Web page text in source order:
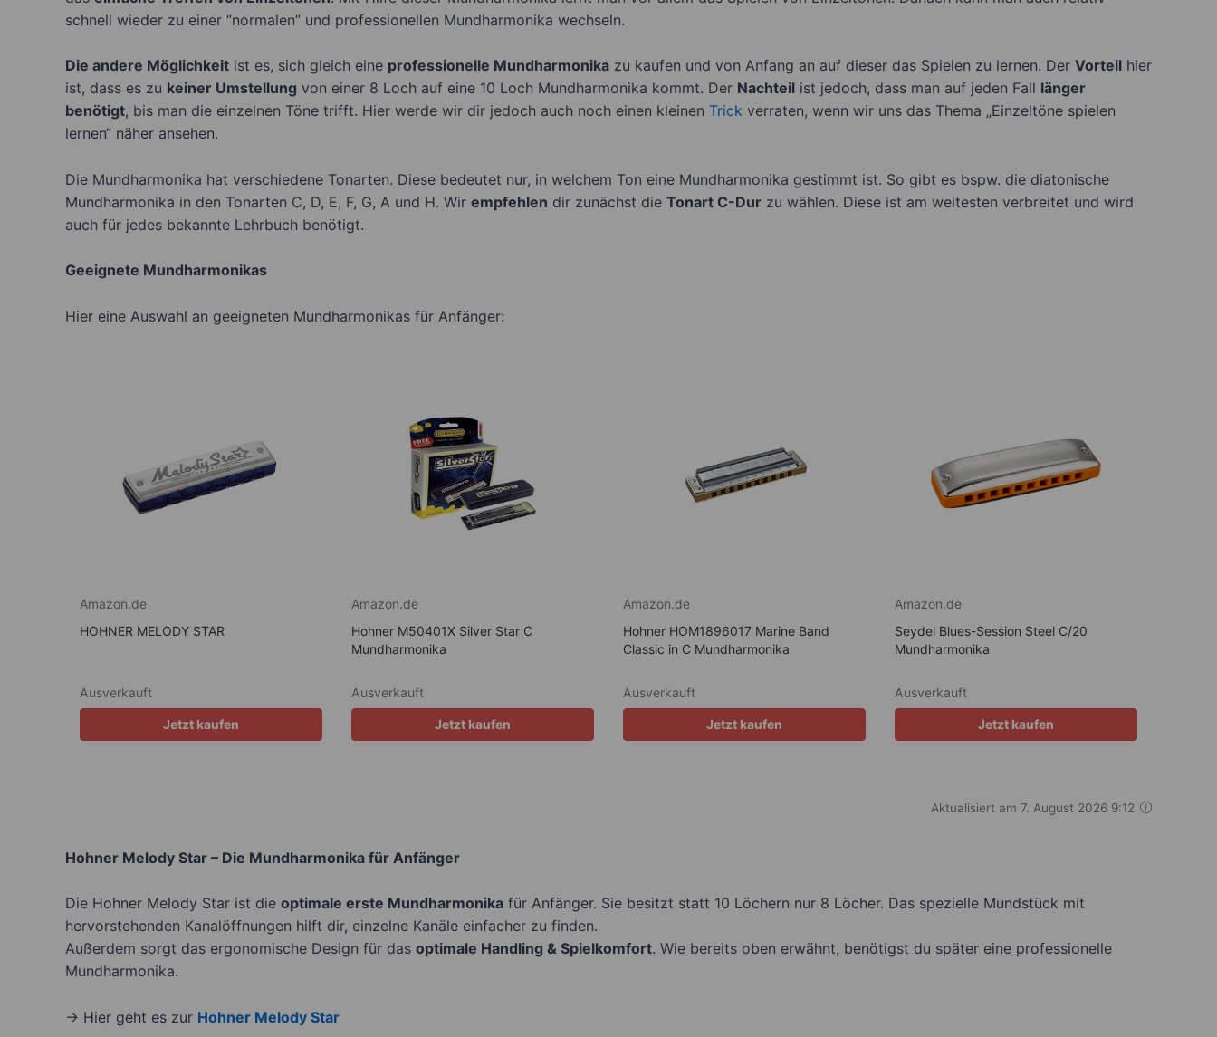
schnell wieder zu einer “normalen” und professionellen Mundharmonika wechseln.
Die andere Möglichkeit ist es, sich gleich eine professionelle Mundharmonika zu kaufen und von Anfang an auf dieser das Spielen zu lernen. Der Vorteil hier
ist, dass es zu keiner Umstellung von einer 8 Loch auf eine 10 Loch Mundharmonika kommt. Der Nachteil ist jedoch, dass man auf jeden Fall länger
benötigt, bis man die einzelnen Töne trifft. Hier werde wir dir jedoch auch noch einen kleinen Trick verraten, wenn wir uns das Thema „Einzeltöne spielen
lernen“ näher ansehen.
Die Mundharmonika hat verschiedene Tonarten. Diese bedeutet nur, in welchem Ton eine Mundharmonika gestimmt ist. So gibt es bspw. die diatonische
Mundharmonika in den Tonarten C, D, E, F, G, A und H. Wir empfehlen dir zunächst die Tonart C-Dur zu wählen. Diese ist am weitesten verbreitet und wird
auch für jedes bekannte Lehrbuch benötigt.
Geeignete Mundharmonikas
Hier eine Auswahl an geeigneten Mundharmonikas für Anfänger:
Amazon.de
HOHNER MELODY STAR
Ausverkauft
Jetzt kaufen
Amazon.de
Hohner M50401X Silver Star C
Mundharmonika
Ausverkauft
Jetzt kaufen
Amazon.de
Hohner HOM1896017 Marine Band
Classic in C Mundharmonika
Ausverkauft
Jetzt kaufen
Amazon.de
Seydel Blues-Session Steel C/20
Mundharmonika
Ausverkauft
Jetzt kaufen
Aktualisiert am 7. August 2026 9:12
Hohner Melody Star – Die Mundharmonika für Anfänger
Die Hohner Melody Star ist die optimale erste Mundharmonika für Anfänger. Sie besitzt statt 10 Löchern nur 8 Löcher. Das spezielle Mundstück mit
hervorstehenden Kanalöffnungen hilft dir, einzelne Kanäle einfacher zu finden.
Außerdem sorgt das ergonomische Design für das optimale Handling & Spielkomfort. Wie bereits oben erwähnt, benötigst du später eine professionelle
Mundharmonika.
→ Hier geht es zur Hohner Melody Star